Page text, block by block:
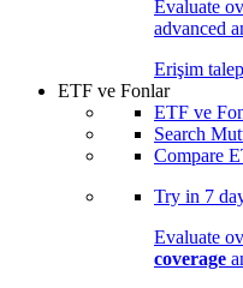
Evaluate
advanced
Erişim
ETF ve Fonlar
ETF ve
Search
Compare
Try in 7
Evaluate
coverage